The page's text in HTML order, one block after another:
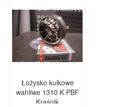
Łożysko kulkowe
wahliwe 1310 K PBF
Kraśnik